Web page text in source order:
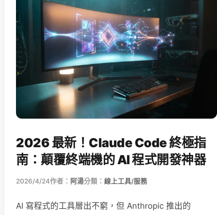
2026 最新！Claude Code 終極指
南：顛覆終端機的 AI 程式開發神器
2026/4/24作者： 阿湯分類： 線上工具/服務
AI 寫程式的工具層出不窮，但 Anthropic 推出的